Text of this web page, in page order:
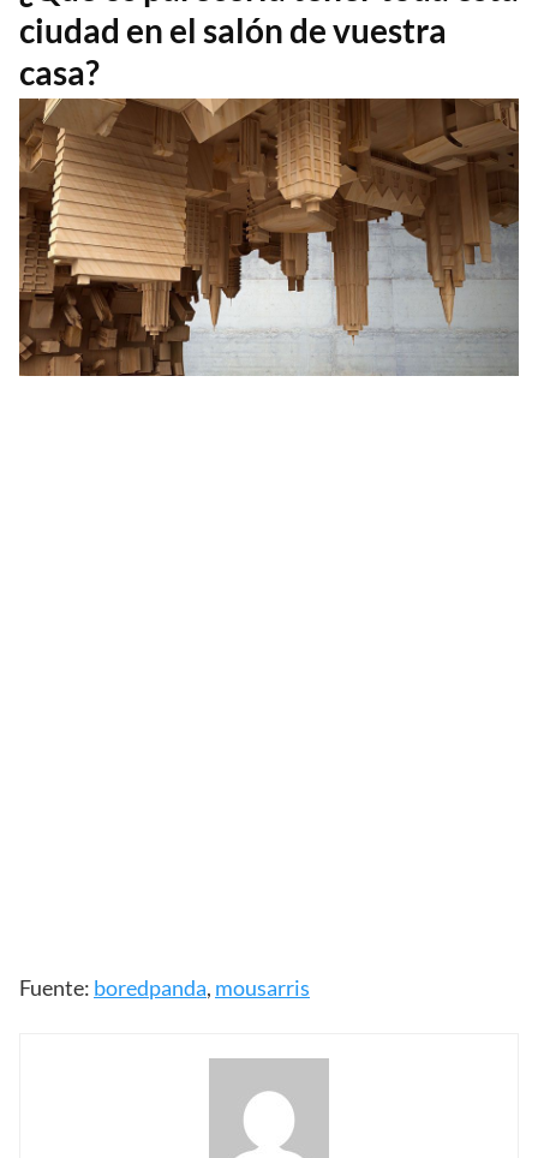
ciudad en el salón de vuestra
casa?
Fuente: boredpanda, mousarris